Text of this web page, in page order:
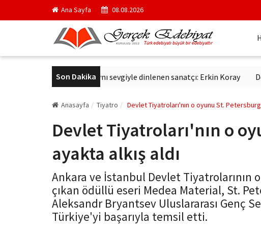
Ana Sayfa 08.08.2026
Son Dakika
Altmış yıldır aynı sevgiyle dinlenen sanatçı: Erkin Koray Derviş
Anasayfa Tiyatro Devlet Tiyatroları'nın o oyunu St.
Devlet Tiyatroları'nın o
ayakta alkış aldı
Ankara ve İstanbul Devlet Tiyatrolarının
çıkan ödüllü eseri Medea Material, St.
Aleksandr Bryantsev Uluslararası Genç
Türkiye'yi başarıyla temsil etti.